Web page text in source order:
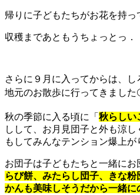
帰りに子どもたちがお花を持っ
収穫まであともうちょっとっ
さらに９月に入ってからは、
地元のお散歩に行ってきました
秋の季節に入る頃に「 秋らしい
しして、お月見団子と外も涼
もしてみんなテンション爆上が
お団子は子どもたちと一緒にお
らび餅、みたらし団子、きな
かんも美味しそうだから一緒に